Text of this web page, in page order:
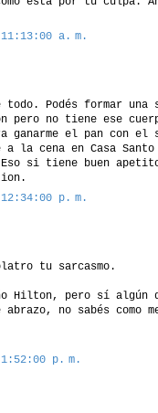
a. m.
Podés formar una
pero no tiene ese
ganarme el pan con el
a la cena en Casa
si tiene buen
p. m.
idolatro tu sarcasmo.
Hilton, pero sí
no sabés como
p. m.